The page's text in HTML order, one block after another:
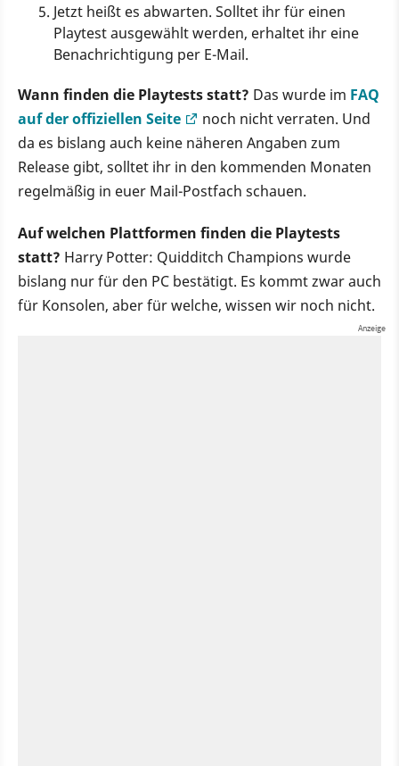
Jetzt heißt es abwarten. Solltet ihr für einen
Playtest ausgewählt werden, erhaltet ihr eine
Benachrichtigung per E-Mail.
Wann finden die Playtests statt? Das wurde im FAQ
auf der offiziellen Seite
noch nicht verraten. Und
da es bislang auch keine näheren Angaben zum
Release gibt, solltet ihr in den kommenden Monaten
regelmäßig in euer Mail-Postfach schauen.
Auf welchen Plattformen finden die Playtests
statt? Harry Potter: Quidditch Champions wurde
bislang nur für den PC bestätigt. Es kommt zwar auch
für Konsolen, aber für welche, wissen wir noch nicht.